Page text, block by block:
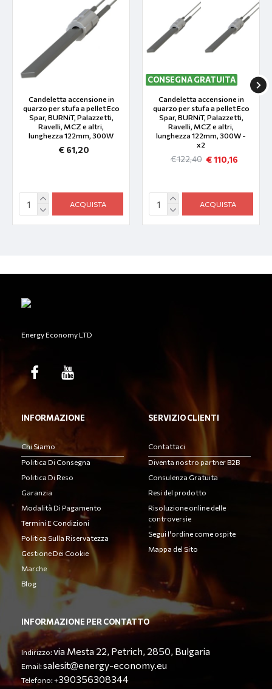
Candeletta accensione in
quarzo per stufa a pellet Eco
Spar, BURNiT, Palazzetti,
Ravelli, MCZ e altri,
lunghezza 122mm, 300W
€ 61,20
ACQUISTA
CONSEGNA GRATUITA
Candeletta accensione in
quarzo per stufa a pellet Eco
Spar, BURNiT, Palazzetti,
Ravelli, MCZ e altri,
lunghezza 122mm, 300W -
x2
€ 110,16
€ 122,40
ACQUISTA
Energy Economy LTD
INFORMAZIONE
Chi Siamo
Politica Di Consegna
Politica Di Reso
Garanzia
Modalità Di Pagamento
Termini E Condizioni
Politica Sulla Riservatezza
Gestione Dei Cookie
Marche
Blog
SERVIZIO CLIENTI
Contattaci
Diventa nostro partner B2B
Consulenza Gratuita
Resi del prodotto
Risoluzione online delle
controversie
Segui l'ordine come ospite
Mappa del Sito
INFORMAZIONE PER CONTATTO
Indirizzo:via Mesta 22, Petrich, 2850, Bulgaria
Email:salesit@energy-economy.eu
Telefono: +390356308344